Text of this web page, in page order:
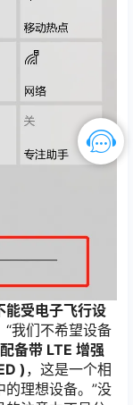
能受电子飞行设
“我们不希望设备
配备带 LTE 增强
) ，这是一个相
理想设备。”没